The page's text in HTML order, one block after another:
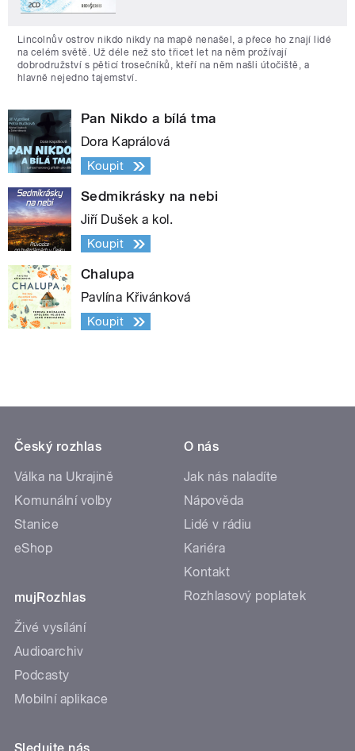
Lincolnův ostrov nikdo nikdy na mapě nenašel, a přece ho znají lidé
na celém světě. Už déle než sto třicet let na něm prožívají
dobrodružství s pěticí trosečníků, kteří na něm našli útočiště, a
hlavně nejedno tajemství.
Pan Nikdo a bílá tma
Dora Kaprálová
Koupit
Sedmikrásky na nebi
Jiří Dušek a kol.
Koupit
Chalupa
Pavlína Křivánková
Koupit
Český rozhlas
Válka na Ukrajině
Komunální volby
Stanice
eShop
mujRozhlas
Živé vysílání
Audioarchiv
Podcasty
Mobilní aplikace
O nás
Jak nás naladíte
Nápověda
Lidé v rádiu
Kariéra
Kontakt
Rozhlasový poplatek